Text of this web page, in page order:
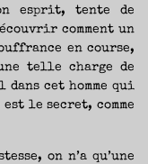
esprit, tente de
comment un
en course,
telle charge de
cet homme qui
le secret, comme
on n’a qu’une